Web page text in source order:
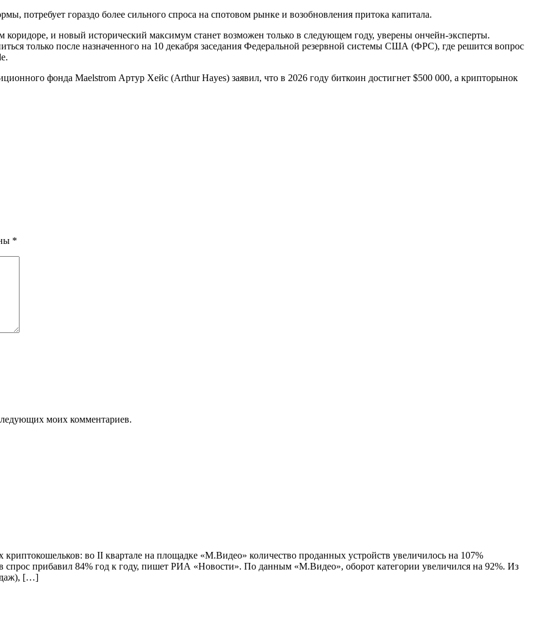
потребует гораздо более сильного спроса на спотовом рынке и возобновления притока капитала.
коридоре, и новый исторический максимум станет возможен только в следующем году, уверены ончейн-эксперты.
только после назначенного на 10 декабря заседания Федеральной резервной системы США (ФРС), где решится вопрос
фонда Maelstrom Артур Хейс (Arthur Hayes) заявил, что в 2026 году биткоин достигнет $500 000, а крипторынок
*
моих комментариев.
во II квартале на площадке «М.Видео» количество проданных устройств увеличилось на 107%
спрос прибавил 84% год к году, пишет РИА «Новости». По данным «М.Видео», оборот категории увеличился на 92%. Из
[…]